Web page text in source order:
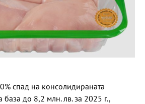
спад на консолидираната
до 8,2 млн. лв. за 2025 г.,